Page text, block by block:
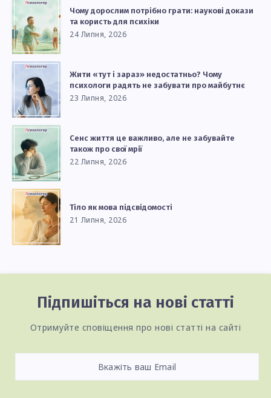
Чому дорослим потрібно грати: наукові докази
та користь для психіки
24 Липня, 2026
Жити «тут і зараз» недостатньо? Чому
психологи радять не забувати про майбутнє
23 Липня, 2026
Сенс життя це важливо, але не забувайте
також про свої мрії
22 Липня, 2026
Тіло як мова підсвідомості
21 Липня, 2026
Підпишіться на нові статті
Отримуйте сповіщення про нові статті на сайті